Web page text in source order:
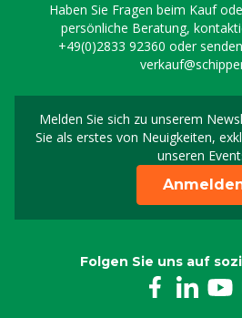
Haben Sie Fragen beim Kauf
persönliche Beratung,
+49(0)2833 92360 oder
Melden Sie sich zu unserem
Sie als erstes von Neuigkeiten,
unseren
Folgen Sie uns auf